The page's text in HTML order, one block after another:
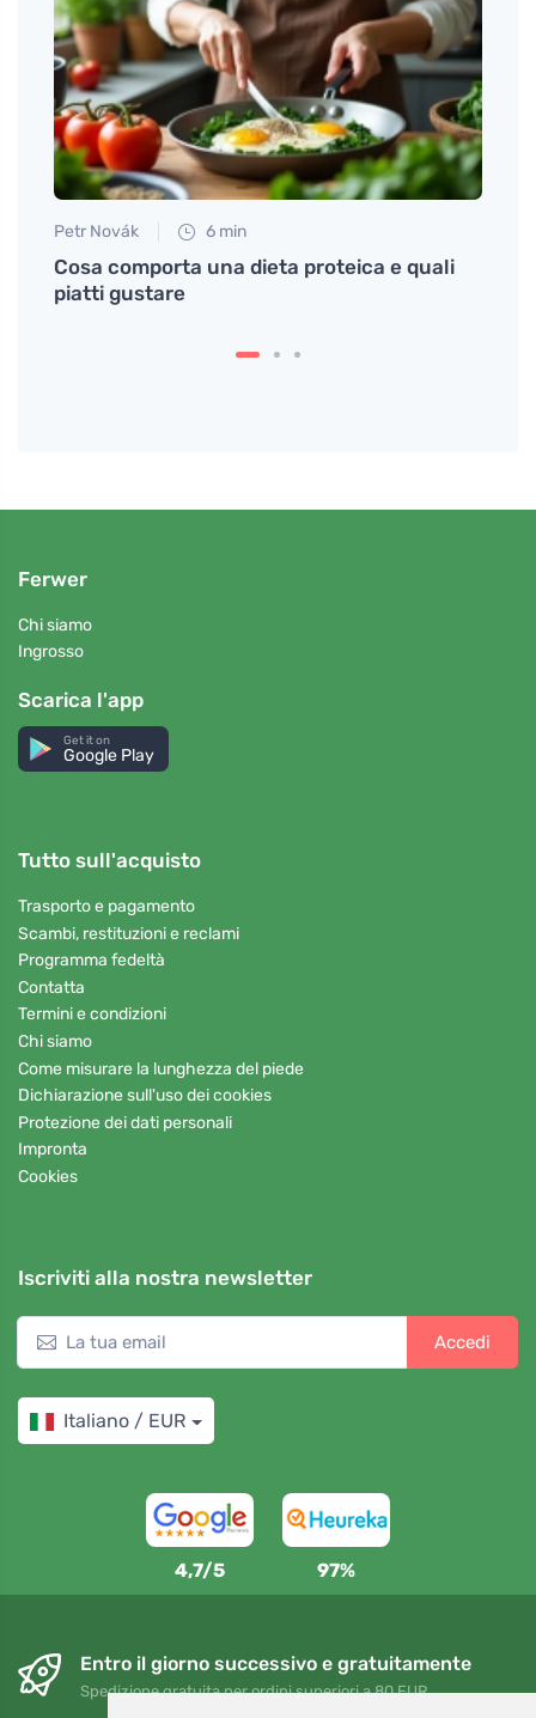
Petr Novák 6 min
Cosa comporta una dieta proteica e quali
piatti gustare
Ferwer
Chi siamo
Ingrosso
Scarica l'app
Get it on
Google Play
Tutto sull'acquisto
Trasporto e pagamento
Scambi, restituzioni e reclami
Programma fedeltà
Contatta
Termini e condizioni
Chi siamo
Come misurare la lunghezza del piede
Dichiarazione sull'uso dei cookies
Protezione dei dati personali
Impronta
Cookies
Iscriviti alla nostra newsletter
Accedi
Italiano / EUR
4,7/5 97%
Entro il giorno successivo e gratuitamente
Spedizione gratuita per ordini superiori a 80 EUR